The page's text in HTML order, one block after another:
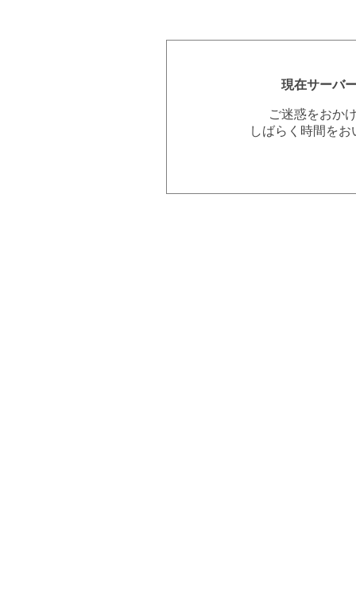
現在サーバ
ご迷惑をおか
しばらく時間を